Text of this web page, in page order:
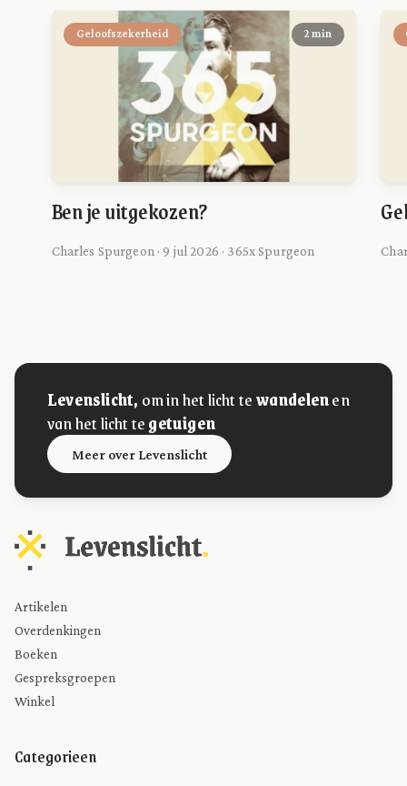
Geloofszekerheid 2 min
Ben je uitgekozen?
Charles Spurgeon · 9 jul 2026 · 365x Spurgeon
Levenslicht, om in het licht tewandelenen
van het licht tegetuigen
Meer over Levenslicht
Artikelen
Overdenkingen
Boeken
Gespreksgroepen
Winkel
Categorieen